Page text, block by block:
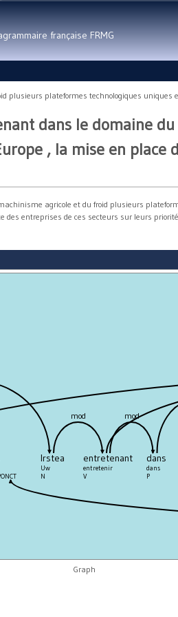
française FRMG
plateformes technologiques
dans le domaine
, la mise en
agricole et du froid plusieurs
des entreprises de ces secteurs sur leurs
Irstea
Uw
N
entretenant
entretenir
V
dans
dans
P
mod mod
Graph